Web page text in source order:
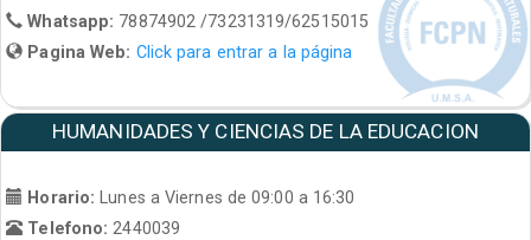
Whatsapp: 78874902 /73231319/62515015
Pagina Web: Click para entrar a la página
HUMANIDADES Y CIENCIAS DE LA EDUCACION
Horario: Lunes a Viernes de 09:00 a 16:30
Telefono:2440039